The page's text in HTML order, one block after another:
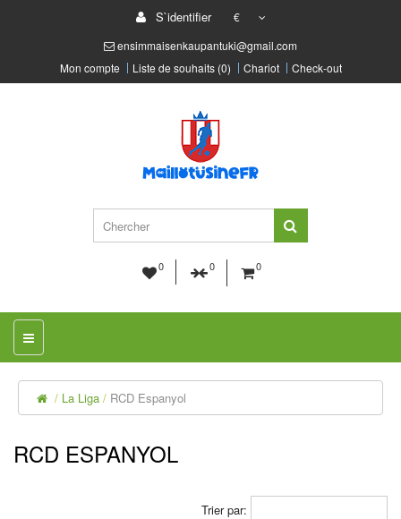
S`identifier
€
ensimmaisenkaupantuki@gmail.com
Mon compte
Liste de souhaits (0) Chariot Check-out
0 0 0
La Liga RCD Espanyol
RCD ESPANYOL
Trier par: